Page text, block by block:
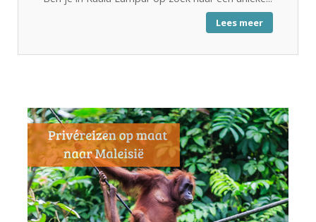
Lees meer